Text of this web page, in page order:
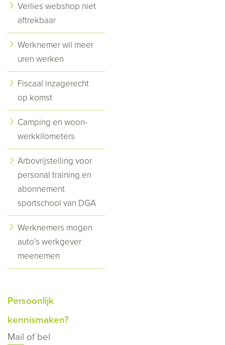
Verlies webshop niet
aftrekbaar
Werknemer wil meer
uren werken
Fiscaal inzagerecht
op komst
Camping en woon-
werkkilometers
Arbovrijstelling voor
personal training en
abonnement
sportschool van DGA
Werknemers mogen
auto’s werkgever
meenemen
Persoonlijk
kennismaken?
Mail of bel